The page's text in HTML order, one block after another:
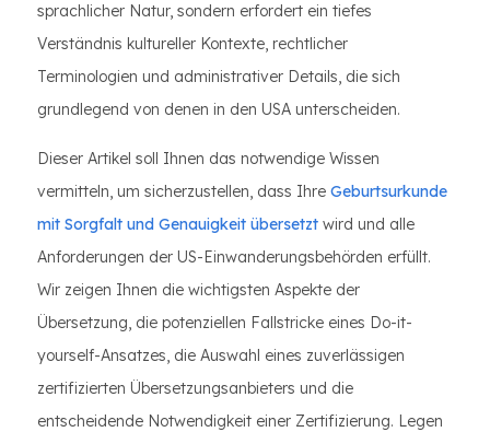
sprachlicher Natur, sondern erfordert ein tiefes
Verständnis kultureller Kontexte, rechtlicher
Terminologien und administrativer Details, die sich
grundlegend von denen in den USA unterscheiden.
Dieser Artikel soll Ihnen das notwendige Wissen
vermitteln, um sicherzustellen, dass Ihre Geburtsurkunde
mit Sorgfalt und Genauigkeit übersetzt wird und alle
Anforderungen der US-Einwanderungsbehörden erfüllt.
Wir zeigen Ihnen die wichtigsten Aspekte der
Übersetzung, die potenziellen Fallstricke eines Do-it-
yourself-Ansatzes, die Auswahl eines zuverlässigen
zertifizierten Übersetzungsanbieters und die
entscheidende Notwendigkeit einer Zertifizierung. Legen